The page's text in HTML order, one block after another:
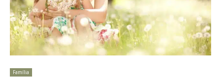
Família